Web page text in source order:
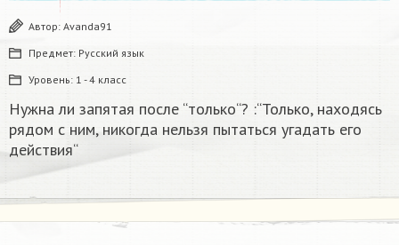
Автор: Avanda91
Предмет: Русский язык
Уровень: 1 - 4 класс
Нужна ли запятая после “только“? :“Только, находясь
рядом с ним, никогда нельзя пытаться угадать его
действия“